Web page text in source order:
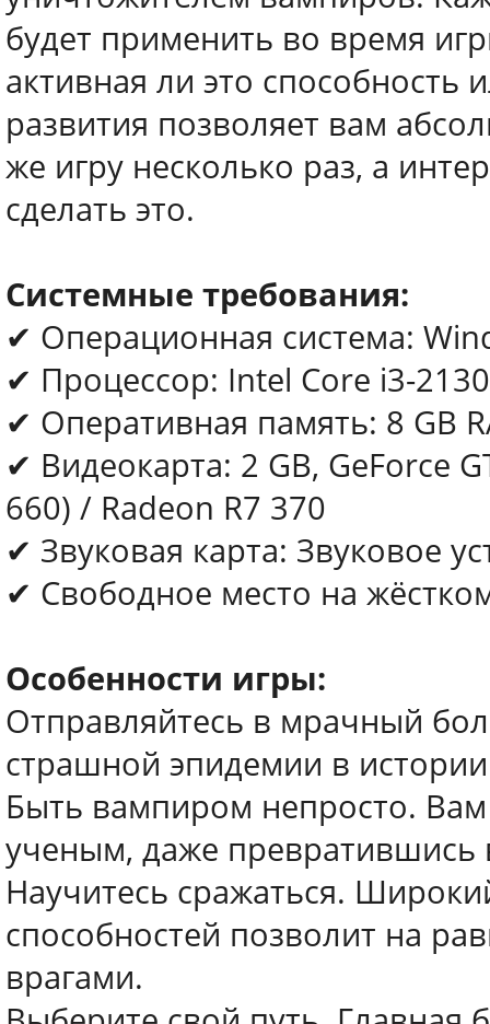
будет применить во время
активная ли это способность
развития позволяет вам
же игру несколько раз, а
сделать это.
Системные требования:
✔ Операционная система:
✔ Процессор: Intel Core i3-
✔ Оперативная память: 8 GB
✔ Видеокарта: 2 GB, GeForce
660) / Radeon R7 370
✔ Звуковая карта: Звуковое
✔ Свободное место на
Особенности игры:
Отправляйтесь в мрачный
страшной эпидемии в
Быть вампиром непросто. Вам
ученым, даже
Научитесь сражаться.
способностей позволит на
врагами.